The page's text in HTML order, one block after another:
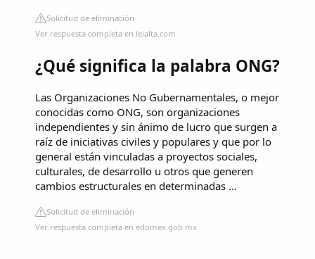
Solicitud de eliminación
Ver respuesta completa en leialta.com
¿Qué significa la palabra ONG?
Las Organizaciones No Gubernamentales, o mejor
conocidas como ONG, son organizaciones
independientes y sin ánimo de lucro que surgen a
raíz de iniciativas civiles y populares y que por lo
general están vinculadas a proyectos sociales,
culturales, de desarrollo u otros que generen
cambios estructurales en determinadas ...
Solicitud de eliminación
Ver respuesta completa en edomex.gob.mx